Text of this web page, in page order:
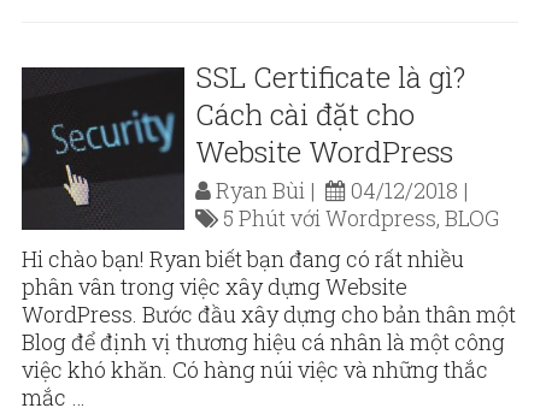
SSL Certificate là gì?
Cách cài đặt cho
Website WordPress
Ryan Bùi
04/12/2018
5 Phút với Wordpress,BLOG
Hi chào bạn! Ryan biết bạn đang có rất nhiều
phân vân trong việc xây dựng Website
WordPress. Bước đầu xây dựng cho bản thân một
Blog để định vị thương hiệu cá nhân là một công
việc khó khăn. Có hàng núi việc và những thắc
mắc …